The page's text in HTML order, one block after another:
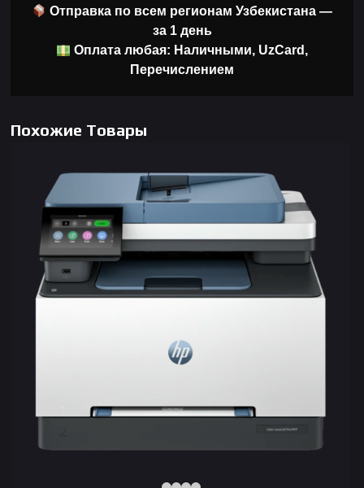
Отправка по всем регионам Узбекистана —
за 1 день
Оплата любая: Наличными, UzCard,
Перечислением
Похожие Товары